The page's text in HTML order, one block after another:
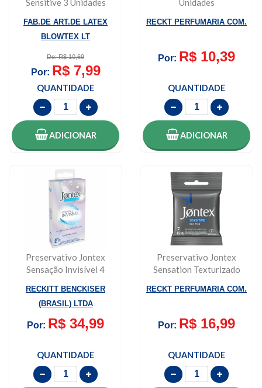
Sensitive 3 Unidades
FAB.DE ART.DE LATEX
BLOWTEX LT
De: R$ 10,69
Por: R$ 7,99
QUANTIDADE
ADICIONAR
Unidades
RECKT PERFUMARIA COM.
Por: R$ 10,39
QUANTIDADE
ADICIONAR
Preservativo Jontex
Sensação Invisível 4
RECKITT BENCKISER
(BRASIL) LTDA
Por: R$ 34,99
QUANTIDADE
Preservativo Jontex
Sensation Texturizado
RECKT PERFUMARIA COM.
Por: R$ 16,99
QUANTIDADE